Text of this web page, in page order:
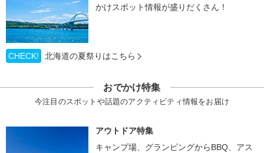
かけスポット情報が盛りだくさん！
CHECK! 北海道の夏祭りはこちら
おでかけ特集
今注目のスポットや話題のアクティビティ情報をお届け
アウトドア特集
キャンプ場、グランピングからBBQ、アス